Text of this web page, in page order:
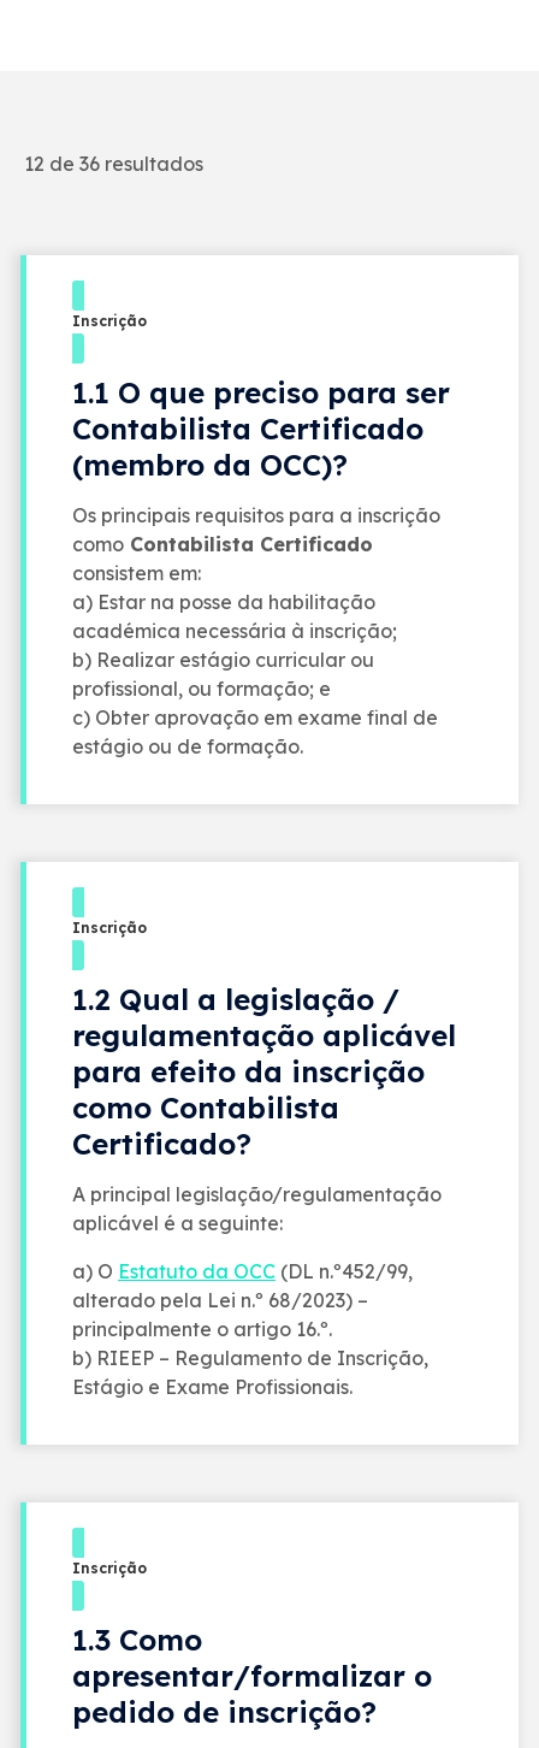
12 de 36 resultados
Inscrição
1.1 O que preciso para ser
Contabilista Certificado
(membro da OCC)?
Os principais requisitos para a inscrição
como Contabilista Certificado
consistem em:
a) Estar na posse da habilitação
académica necessária à inscrição;
b) Realizar estágio curricular ou
profissional, ou formação; e
c) Obter aprovação em exame final de
estágio ou de formação.
Inscrição
1.2 Qual a legislação /
regulamentação aplicável
para efeito da inscrição
como Contabilista
Certificado?
A principal legislação/regulamentação
aplicável é a seguinte:
a) O Estatuto da OCC (DL n.º452/99,
alterado pela Lei n.º 68/2023) –
principalmente o artigo 16.º.
b) RIEEP – Regulamento de Inscrição,
Estágio e Exame Profissionais.
Inscrição
1.3 Como
apresentar/formalizar o
pedido de inscrição?